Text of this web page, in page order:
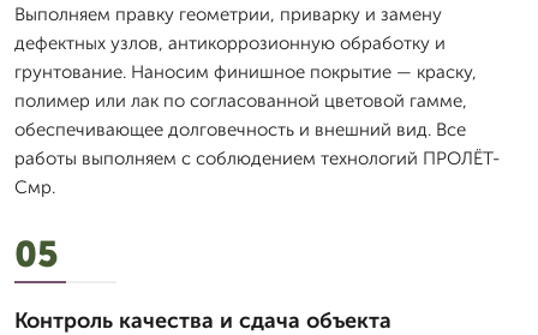
Выполняем правку геометрии, приварку и замену
дефектных узлов, антикоррозионную обработку и
грунтование. Наносим финишное покрытие — краску,
полимер или лак по согласованной цветовой гамме,
обеспечивающее долговечность и внешний вид. Все
работы выполняем с соблюдением технологий ПРОЛЁТ-
Смр.
05
Контроль качества и сдача объекта